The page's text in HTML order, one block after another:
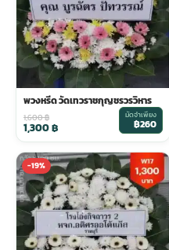
จัดดอกไม้งานศพ ราคา
ดอกไม้งานศพ ส่งฟรี
ดอกไม้งานศพ ออนไลน์
พวงดอกไม้งานศพ
tpdecorate ปูพื้น
พวงหรีด ปากคลองตลาด ราคา
พวงหรีด ส่งด่วน วันนี้
พวงหรีด วัดเทวราชกุญชรวรวิหาร
1,600฿
1,300฿
มัดจำเพียง
฿260
-19%